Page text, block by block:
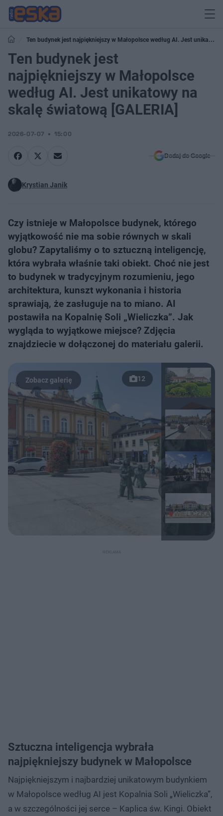
Ten budynek jest najpiękniejszy w Małopolsce według AI. Jest unikatowy
na skalę światową [GALERIA]
Ten budynek jest
najpiękniejszy w Małopolsce
według AI. Jest unikatowy na
skalę światową [GALERIA]
2026-07-07 15:00
Dodaj do Google
Krystian Janik
Czy istnieje w Małopolsce budynek, którego
wyjątkowość nie ma sobie równych w skali
globu? Zapytaliśmy o to sztuczną inteligencję,
która wybrała właśnie taki obiekt. Choć nie jest
to budynek w tradycyjnym rozumieniu, jego
architektura, kunszt wykonania i historia
sprawiają, że zasługuje na to miano. AI
postawiła na Kopalnię Soli „Wieliczka”. Jak
wygląda to wyjątkowe miejsce? Zdjęcia
znajdziecie w dołączonej do materiału galerii.
12
Sztuczna inteligencja wybrała
najpiękniejszy budynek w Małopolsce
Najpiękniejszym i najbardziej unikatowym budynkiem
w Małopolsce według AI jest Kopalnia Soli „Wieliczka”,
a w szczególności jej serce – Kaplica św. Kingi. Obiekt